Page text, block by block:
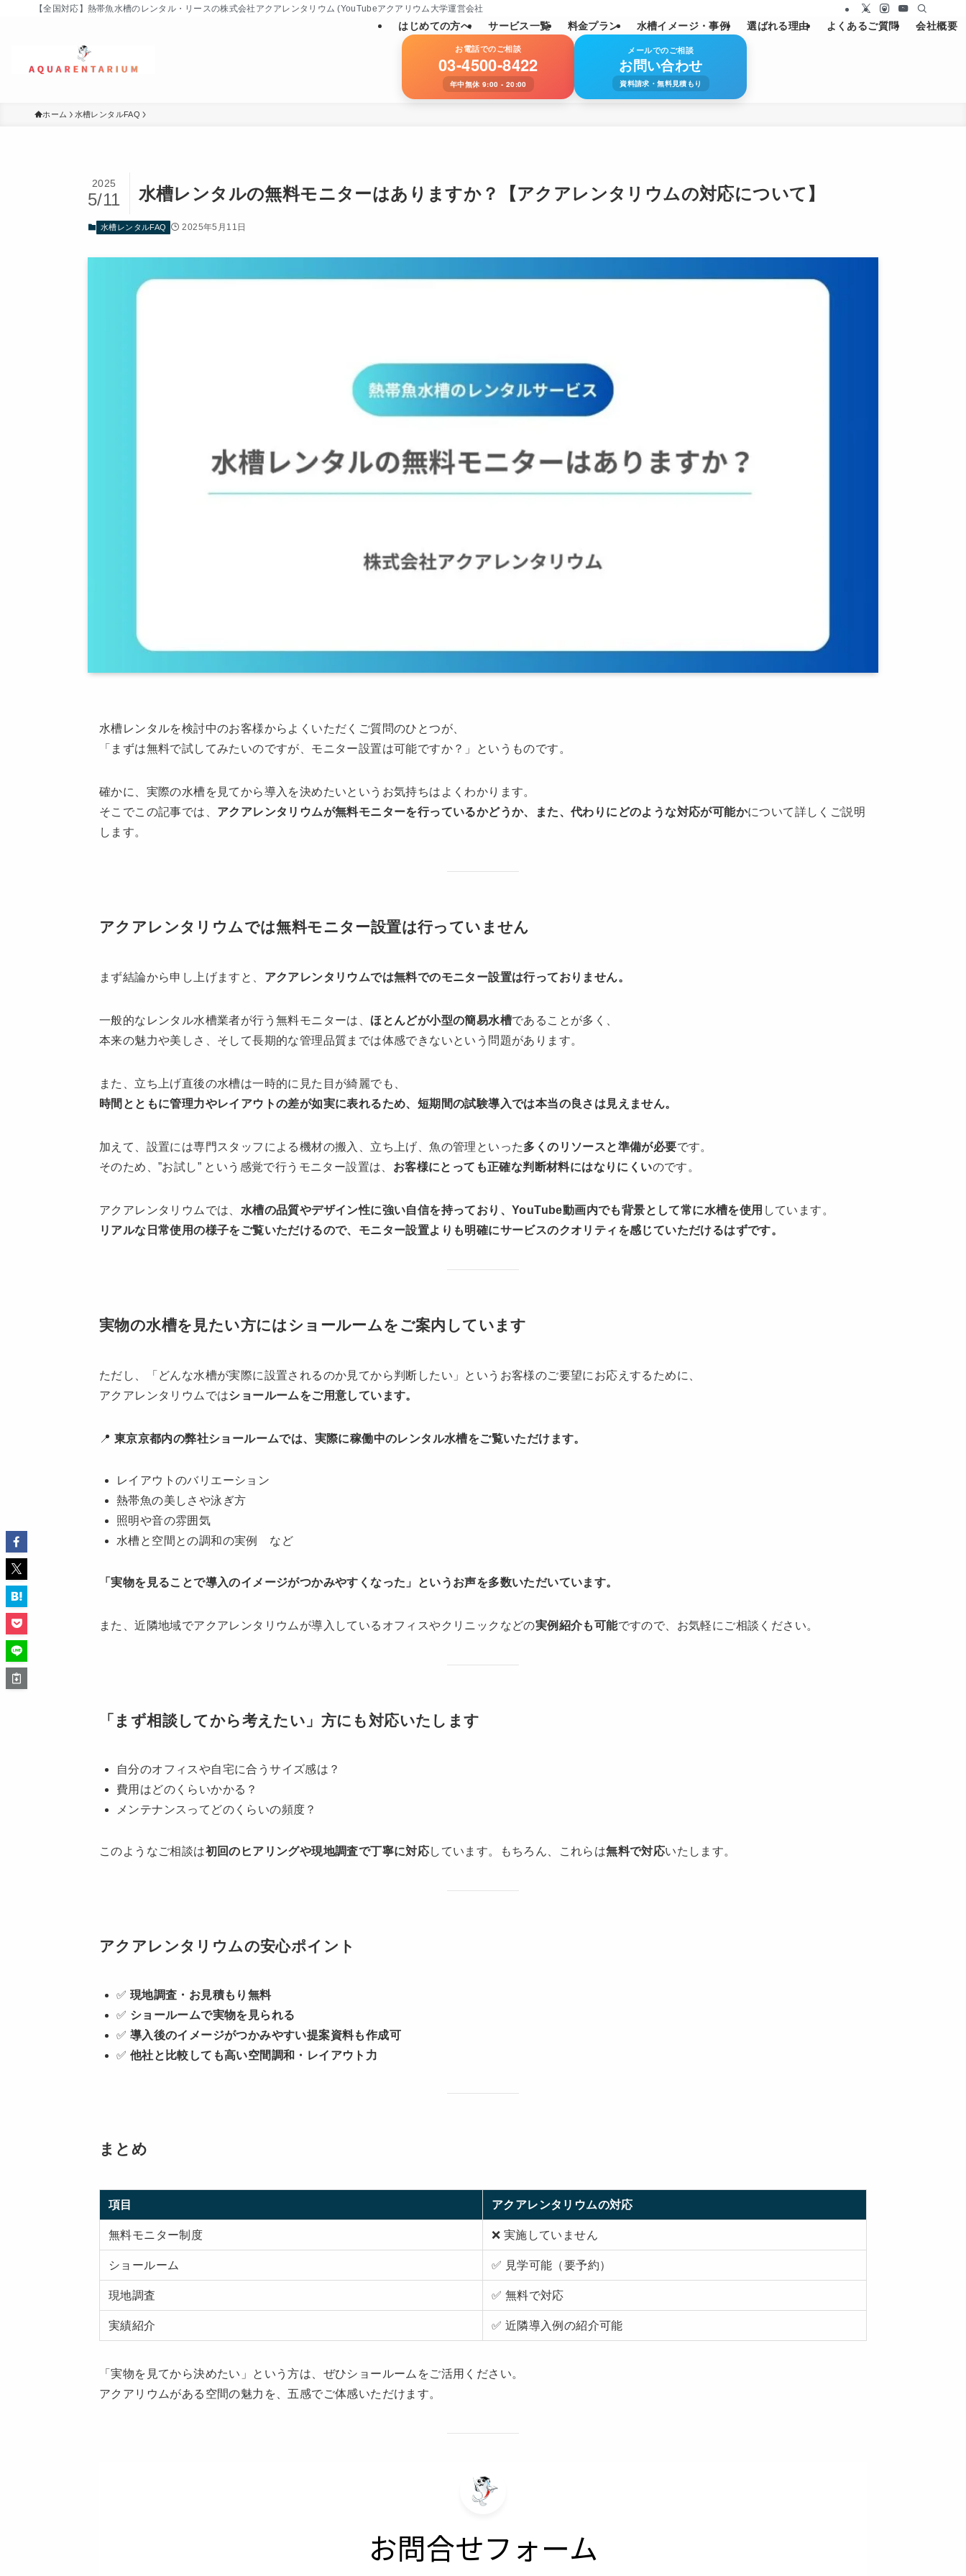
【全国対応】熱帯魚水槽のレンタル・リースの株式会社アクアレンタリウム (YouTubeアクアリウム大学運営会社: SNS総フォロワー数11万人)
はじめての方へ サービス一覧 料金プラン 水槽イメージ・事例 選ばれる理由 よくあるご質問 会社概要
お電話でのご相談
03-4500-8422
年中無休 9:00 - 20:00
メールでのご相談
お問い合わせ
資料請求・無料見積もり
ホーム 水槽レンタルFAQ
水槽レンタルの無料モニターはありますか？【アクアレンタリウムの対応について】
2025
5/11
水槽レンタルFAQ 2025年5月11日
水槽レンタルを検討中のお客様からよくいただくご質問のひとつが、
「まずは無料で試してみたいのですが、モニター設置は可能ですか？」というものです。
確かに、実際の水槽を見てから導入を決めたいというお気持ちはよくわかります。
そこでこの記事では、 アクアレンタリウムが無料モニターを行っているかどうか、また、代わりにどのような対応が可能かについて詳しくご説明
します。
アクアレンタリウムでは無料モニター設置は行っていません
まず結論から申し上げますと、 アクアレンタリウムでは無料でのモニター設置は行っておりません。
一般的なレンタル水槽業者が行う無料モニターは、 ほとんどが小型の簡易水槽であることが多く、
本来の魅力や美しさ、そして長期的な管理品質までは体感できないという問題があります。
また、立ち上げ直後の水槽は一時的に見た目が綺麗でも、
時間とともに管理力やレイアウトの差が如実に表れるため、短期間の試験導入では本当の良さは見えません。
加えて、設置には専門スタッフによる機材の搬入、立ち上げ、魚の管理といった多くのリソースと準備が必要です。
そのため、”お試し” という感覚で行うモニター設置は、 お客様にとっても正確な判断材料にはなりにくいのです。
アクアレンタリウムでは、 水槽の品質やデザイン性に強い自信を持っており、YouTube動画内でも背景として常に水槽を使用 しています。
リアルな日常使用の様子をご覧いただけるので、モニター設置よりも明確にサービスのクオリティを感じていただけるはずです。
実物の水槽を見たい方にはショールームをご案内しています
ただし、「どんな水槽が実際に設置されるのか見てから判断したい」というお客様のご要望にお応えするために、
アクアレンタリウムではショールームをご用意しています。
📍 東京京都内の弊社ショールームでは、実際に稼働中のレンタル水槽をご覧いただけます。
レイアウトのバリエーション
熱帯魚の美しさや泳ぎ方
照明や音の雰囲気
水槽と空間との調和の実例 など
「実物を見ることで導入のイメージがつかみやすくなった」というお声を多数いただいています。
また、近隣地域でアクアレンタリウムが導入しているオフィスやクリニックなどの実例紹介も可能ですので、お気軽にご相談ください。
「まず相談してから考えたい」方にも対応いたします
自分のオフィスや自宅に合うサイズ感は？
費用はどのくらいかかる？
メンテナンスってどのくらいの頻度？
このようなご相談は初回のヒアリングや現地調査で丁寧に対応しています。もちろん、これらは無料で対応いたします。
アクアレンタリウムの安心ポイント
✅ 現地調査・お見積もり無料
✅ ショールームで実物を見られる
✅ 導入後のイメージがつかみやすい提案資料も作成可
✅ 他社と比較しても高い空間調和・レイアウト力
まとめ
項目 アクアレンタリウムの対応
無料モニター制度 ❌ 実施していません
ショールーム ✅ 見学可能（要予約）
現地調査 ✅ 無料で対応
実績紹介 ✅ 近隣導入例の紹介可能
「実物を見てから決めたい」という方は、ぜひショールームをご活用ください。
アクアリウムがある空間の魅力を、五感でご体感いただけます。